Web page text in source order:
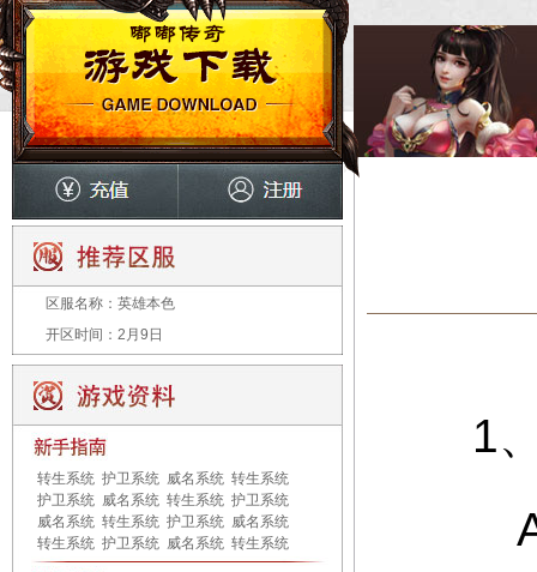
区服名称： 英雄本色
开区时间： 2月9日
转生系统 护卫系统 威名系统 转生系统
护卫系统 威名系统 转生系统 护卫系统
威名系统 转生系统 护卫系统 威名系统
转生系统 护卫系统 威名系统 转生系统
1
A